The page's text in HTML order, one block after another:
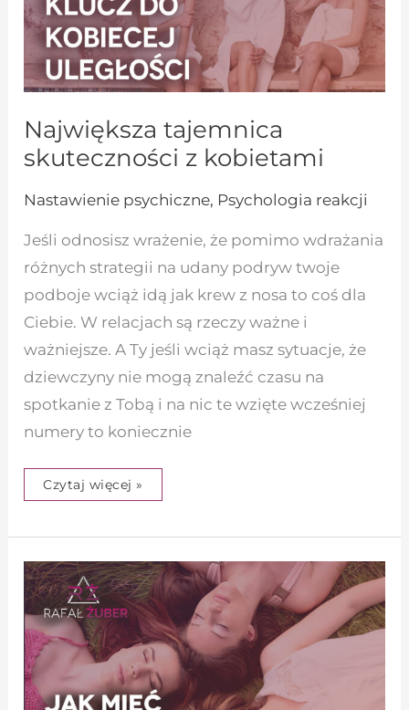
Największa tajemnica
skuteczności z kobietami
Nastawienie psychiczne, Psychologia reakcji
Jeśli odnosisz wrażenie, że pomimo wdrażania
różnych strategii na udany podryw twoje
podboje wciąż idą jak krew z nosa to coś dla
Ciebie. W relacjach są rzeczy ważne i
ważniejsze. A Ty jeśli wciąż masz sytuacje, że
dziewczyny nie mogą znaleźć czasu na
spotkanie z Tobą i na nic te wzięte wcześniej
numery to koniecznie
Czytaj więcej »
Jak
mieć
efekty
z
kobietami
–
cała
prawda